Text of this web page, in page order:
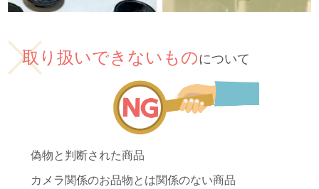
取り扱いできないものについて
偽物と判断された商品
カメラ関係のお品物とは関係のない商品